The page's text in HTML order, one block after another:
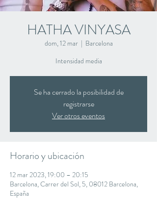
HATHA VINYASA
dom, 12 mar
  |
Barcelona
Intensidad media
Se ha cerrado la posibilidad de
registrarse
Ver otros eventos
Horario y ubicación
12 mar 2023, 19:00 – 20:15
Barcelona, Carrer del Sol, 5, 08012 Barcelona,
España